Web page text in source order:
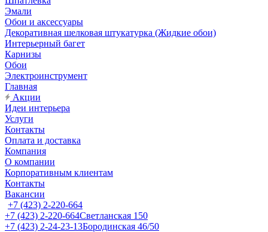
Эмали
Обои и аксессуары
Декоративная шелковая штукатурка (Жидкие обои)
Интерьерный багет
Карнизы
Обои
Электроинструмент
Главная
Акции
Идеи интерьера
Услуги
Контакты
Оплата и доставка
Компания
О компании
Корпоративным клиентам
Контакты
Вакансии
+7 (423) 2-220-664
+7 (423) 2-220-664Светланская 150
+7 (423) 2-24-23-13Бородинская 46/50